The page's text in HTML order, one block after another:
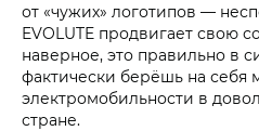
от «чужих» логотипов —
EVOLUTE продвигает свою
наверное, это правильно в
фактически берёшь на
электромобильности в
стране.